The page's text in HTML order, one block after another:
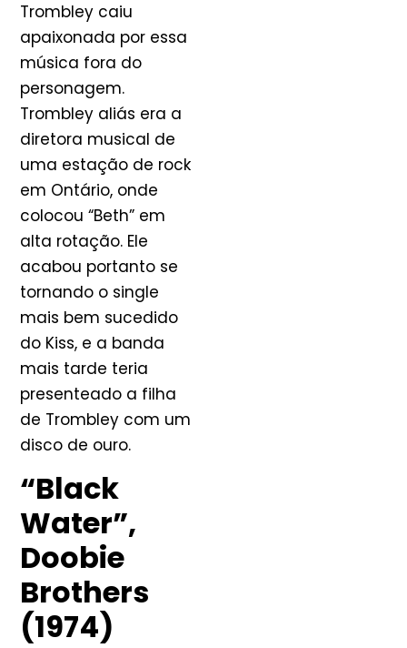
Trombley caiu
apaixonada por essa
música fora do
personagem.
Trombley aliás era a
diretora musical de
uma estação de rock
em Ontário, onde
colocou “Beth” em
alta rotação. Ele
acabou portanto se
tornando o single
mais bem sucedido
do Kiss, e a banda
mais tarde teria
presenteado a filha
de Trombley com um
disco de ouro.
“Black
Water”,
Doobie
Brothers
(1974)